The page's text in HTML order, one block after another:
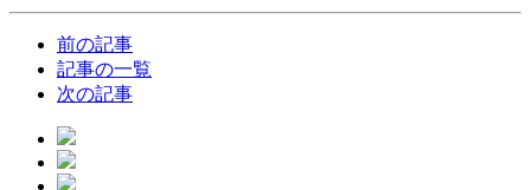
前の記事
記事の一覧
次の記事